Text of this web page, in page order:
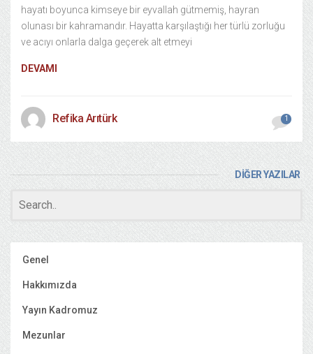
hayatı boyunca kimseye bir eyvallah gütmemiş, hayran
olunası bir kahramandır. Hayatta karşılaştığı her türlü zorluğu
ve acıyı onlarla dalga geçerek alt etmeyi
DEVAMI
Refika Arıtürk 1
DİĞER YAZILAR
Genel
Hakkımızda
Yayın Kadromuz
Mezunlar